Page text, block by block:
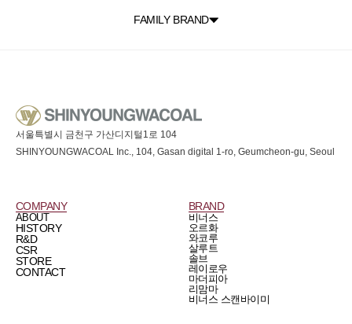
FAMILY BRAND
서울특별시 금천구 가산디지털1로 104
SHINYOUNGWACOAL Inc., 104, Gasan digital 1-ro, Geumcheon-gu, Seoul
COMPANY
ABOUT
HISTORY
R&D
CSR
STORE
CONTACT
BRAND
비너스
오르화
와코루
살루트
솔브
레이로우
마더피아
리맘마
비너스 스캔바이미